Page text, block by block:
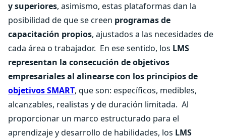
y superiores, asimismo, estas plataformas dan la
posibilidad de que se creen programas de
capacitación propios, ajustados a las necesidades de
cada área o trabajador. En ese sentido, los LMS
representan la consecución de objetivos
empresariales al alinearse con los principios de
objetivos SMART, que son: específicos, medibles,
alcanzables, realistas y de duración limitada. Al
proporcionar un marco estructurado para el
aprendizaje y desarrollo de habilidades, los LMS